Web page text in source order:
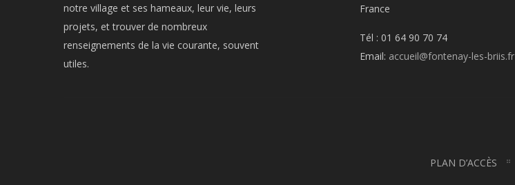
notre village et ses hameaux, leur vie, leurs
projets, et trouver de nombreux
renseignements de la vie courante, souvent
utiles.
France
Tél : 01 64 90 70 74
Email: accueil@fontenay-les-briis.fr
PLAN D’ACCÈS